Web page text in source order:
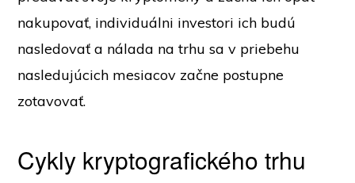
nakupovať, individuálni investori ich budú
nasledovať a nálada na trhu sa v priebehu
nasledujúcich mesiacov začne postupne
zotavovať.
Cykly kryptografického trhu